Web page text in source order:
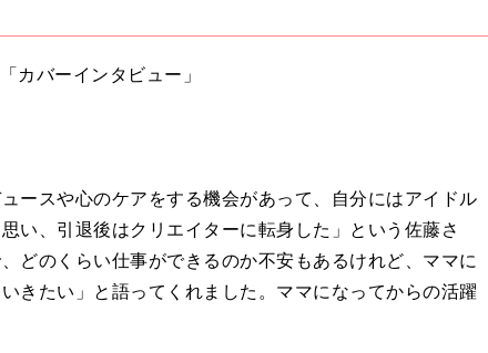
カバーインタビュー」
ースや心のケアをする機会があって、自分にはアイドル
い、引退後はクリエイターに転身した」という佐藤さ
どのくらい仕事ができるのか不安もあるけれど、ママに
きたい」と語ってくれました。ママになってからの活躍